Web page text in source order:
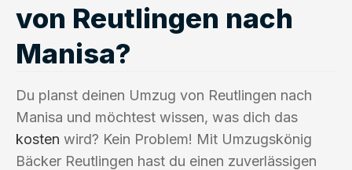
von Reutlingen nach
Manisa?
Du planst deinen Umzug von Reutlingen nach
Manisa und möchtest wissen, was dich das
kosten wird? Kein Problem! Mit Umzugskönig
Bäcker Reutlingen hast du einen zuverlässigen